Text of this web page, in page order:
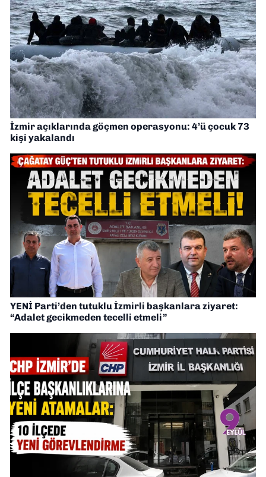
İzmir açıklarında göçmen operasyonu: 4’ü çocuk 73
kişi yakalandı
YENİ Parti’den tutuklu İzmirli başkanlara ziyaret:
“Adalet gecikmeden tecelli etmeli”